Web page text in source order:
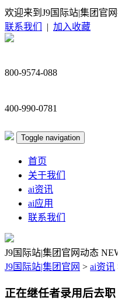
欢迎来到J9国际站|集团官
联系我们
| 加入收藏
800-9574-088
400-990-0781
Toggle navigation
首页
关于我们
ai资讯
ai应用
联系我们
J9国际站|集团官网动态
J9国际站|集团官网 > ai资讯
正在继任者录用后去职